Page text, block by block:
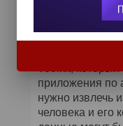
платформа с
безопасности,
того, решение
Toolkit, который
приложения по
нужно извлечь
человека и его